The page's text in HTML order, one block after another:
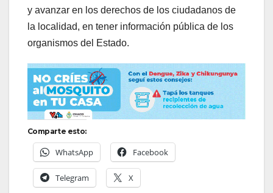
y avanzar en los derechos de los ciudadanos de
la localidad, en tener información pública de los
organismos del Estado.
Comparte esto:
WhatsApp Facebook
Telegram X